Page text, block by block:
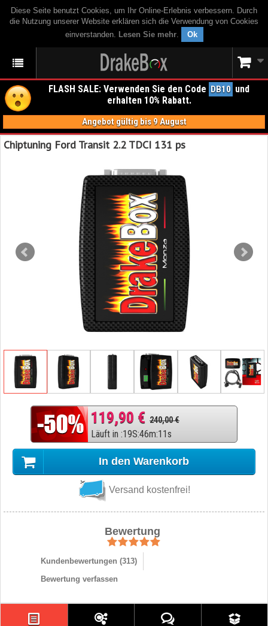
Diese Seite benutzt Cookies, um Ihr Online-Erlebnis verbessern. Durch
die Nutzung unserer Website erklären sich die Verwendung von Cookies
einverstanden. Lesen Sie mehr. Ok
FLASH SALE: Verwenden Sie den Code DB10 und
erhalten 10% Rabatt.
Angebot gültig bis 9 August
Chiptuning Ford Transit 2.2 TDCI 131 ps
119,90 € 240,00 €
Läuft in :19S:46m:10s
In den Warenkorb
Versand kostenfrei!
Bewertung
Kundenbewertungen (313)
Bewertung verfassen